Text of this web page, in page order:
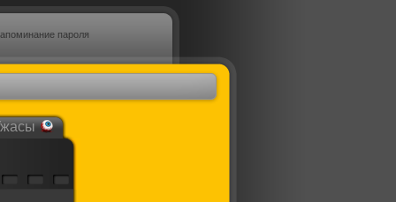
пароля